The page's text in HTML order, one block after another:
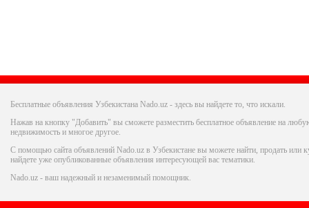
Бесплатные объявления Узбекистана Nado.uz - здесь вы найдете то, что искали.
Нажав на кнопку "Добавить" вы сможете разместить бесплатное объявление на
недвижимость и многое другое.
С помощью сайта объявлений Nado.uz в Узбекистане вы можете найти, продать или
найдете уже опубликованные объявления интересующей вас тематики.
Nado.uz - ваш надежный и незаменимый помощник.